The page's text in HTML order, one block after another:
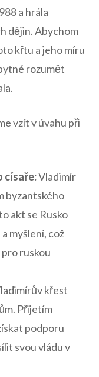
a hrála
dějin. Abychom
křtu​ a jeho míru
rozumět
vzít‌ v úvahu při
císaře:Vladimír
byzantského
akt se Rusko
myšlení, což
ruskou
křest
Přijetím
podporu
svou vládu v